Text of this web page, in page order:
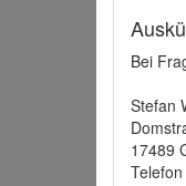
Bei
Stefan
17489